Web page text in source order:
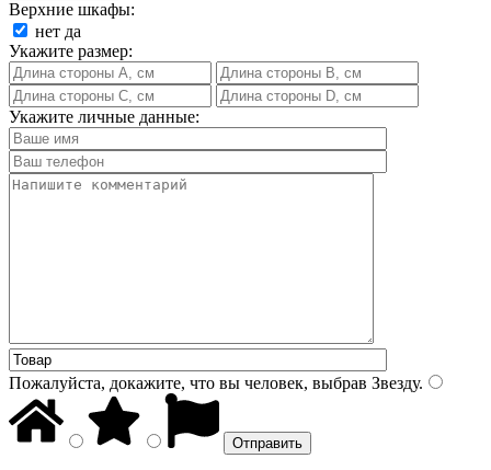
Верхние шкафы:
нет да
Укажите размер:
Укажите личные данные:
Пожалуйста, докажите, что вы человек, выбрав Звезду.